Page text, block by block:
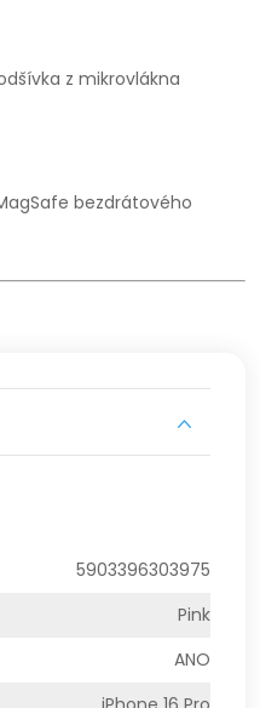
z mikrovlákna
bezdrátového
5903396303975
Pink
ANO